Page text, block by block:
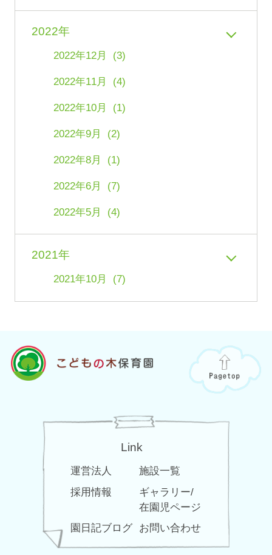
2022年
2022年12月 (3)
2022年11月 (4)
2022年10月 (1)
2022年9月 (2)
2022年8月 (1)
2022年6月 (7)
2022年5月 (4)
2021年
2021年10月 (7)
Link
運営法人
施設一覧
採用情報
ギャラリー/
在園児ページ
園日記ブログ
お問い合わせ